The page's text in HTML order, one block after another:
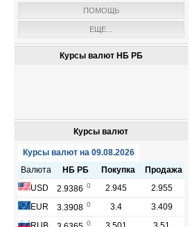
ПОМОЩЬ
ЕЩЕ...
Курсы валют НБ РБ
Курсы валют